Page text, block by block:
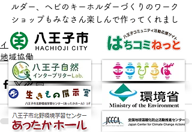
ルダー、ヘビのキーホルダーづくりのワーク
ショップもみなさん楽しんで作ってくれまし
た。
イベント
地域協働